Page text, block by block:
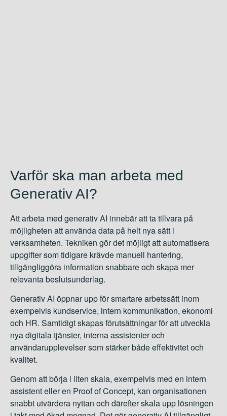
Varför ska man arbeta med
Generativ AI?
Att arbeta med generativ AI innebär att ta tillvara på
möjligheten att använda data på helt nya sätt i
verksamheten. Tekniken gör det möjligt att automatisera
uppgifter som tidigare krävde manuell hantering,
tillgängliggöra information snabbare och skapa mer
relevanta beslutsunderlag.
Generativ AI öppnar upp för smartare arbetssätt inom
exempelvis kundservice, intern kommunikation, ekonomi
och HR. Samtidigt skapas förutsättningar för att utveckla
nya digitala tjänster, interna assistenter och
användarupplevelser som stärker både effektivitet och
kvalitet.
Genom att börja i liten skala, exempelvis med en intern
assistent eller en Proof of Concept, kan organisationen
snabbt utvärdera nyttan och därefter skala upp lösningen